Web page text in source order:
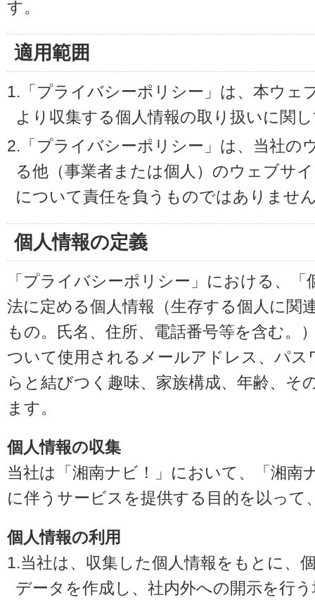
す。
適用範囲
1.「プライバシーポリシー」は、本ウェ
より収集する個人情報の取り扱いに関
2.「プライバシーポリシー」は、当社の
る他（事業者または個人）のウェブサ
について責任を負うものではありませ
個人情報の定義
「プライバシーポリシー」における、
法に定める個人情報（生存する個人に関
もの。氏名、住所、電話番号等を含む。
ついて使用されるメールアドレス、パ
らと結びつく趣味、家族構成、年齢、そ
ます。
個人情報の収集
当社は「湘南ナビ！」において、「湘南
に伴うサービスを提供する目的を以って
個人情報の利用
1.当社は、収集した個人情報をもとに、
データを作成し、社内外への開示を行